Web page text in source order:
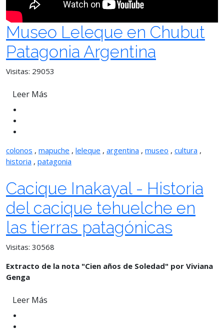
Museo Leleque en Chubut
Patagonia Argentina
Visitas: 29053
Leer Más
colonos , mapuche , leleque , argentina , museo , cultura ,
historia , patagonia
Cacique Inakayal - Historia
del cacique tehuelche en
las tierras patagónicas
Visitas: 30568
Extracto de la nota "Cien años de Soledad" por Viviana
Genga
Leer Más